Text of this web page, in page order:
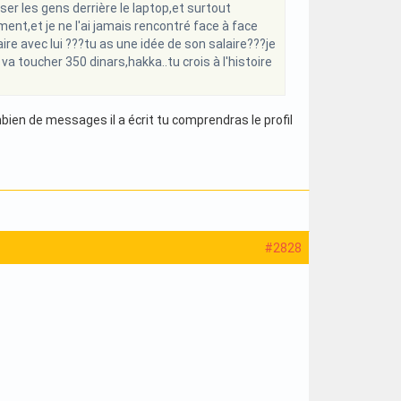
les gens derrière le laptop,et surtout
je ne l'ai jamais rencontré face à face
avec lui ???tu as une idée de son salaire???je
toucher 350 dinars,hakka..tu crois à l'histoire
de messages il a écrit tu comprendras le profil
#2828